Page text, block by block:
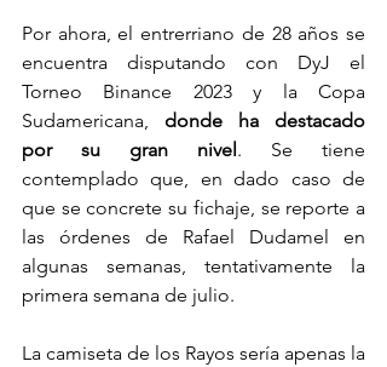
Por ahora, el entrerriano de 28 años se
encuentra disputando con DyJ el
Torneo Binance 2023 y la Copa
Sudamericana, donde ha destacado
por su gran nivel . Se tiene
contemplado que, en dado caso de
que se concrete su fichaje, se reporte a
las órdenes de Rafael Dudamel en
algunas semanas, tentativamente la
primera semana de julio.
La camiseta de los Rayos sería apenas la